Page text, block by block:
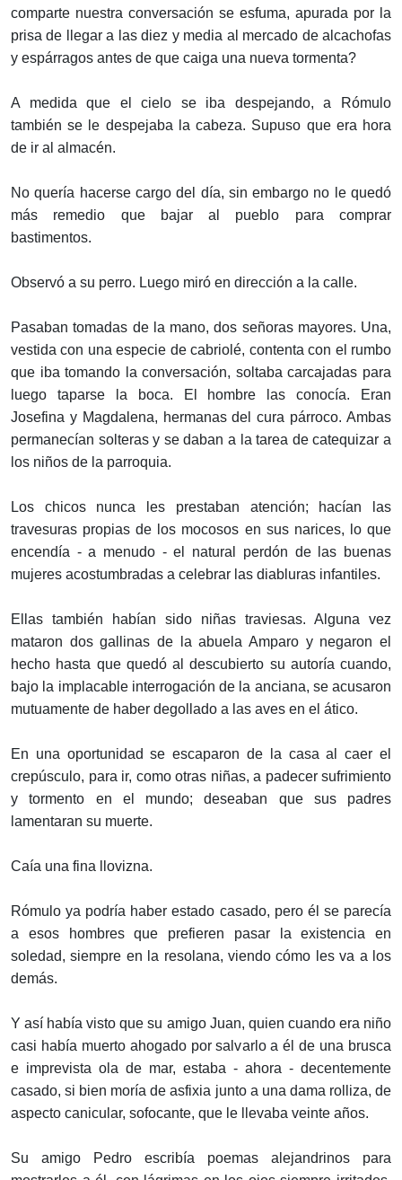
comparte nuestra conversación se esfuma, apurada por la
prisa de llegar a las diez y media al mercado de alcachofas
y espárragos antes de que caiga una nueva tormenta?
A medida que el cielo se iba despejando, a Rómulo
también se le despejaba la cabeza. Supuso que era hora
de ir al almacén.
No quería hacerse cargo del día, sin embargo no le quedó
más remedio que bajar al pueblo para comprar
bastimentos.
Observó a su perro. Luego miró en dirección a la calle.
Pasaban tomadas de la mano, dos señoras mayores. Una,
vestida con una especie de cabriolé, contenta con el rumbo
que iba tomando la conversación, soltaba carcajadas para
luego taparse la boca. El hombre las conocía. Eran
Josefina y Magdalena, hermanas del cura párroco. Ambas
permanecían solteras y se daban a la tarea de catequizar a
los niños de la parroquia.
Los chicos nunca les prestaban atención; hacían las
travesuras propias de los mocosos en sus narices, lo que
encendía - a menudo - el natural perdón de las buenas
mujeres acostumbradas a celebrar las diabluras infantiles.
Ellas también habían sido niñas traviesas. Alguna vez
mataron dos gallinas de la abuela Amparo y negaron el
hecho hasta que quedó al descubierto su autoría cuando,
bajo la implacable interrogación de la anciana, se acusaron
mutuamente de haber degollado a las aves en el ático.
En una oportunidad se escaparon de la casa al caer el
crepúsculo, para ir, como otras niñas, a padecer sufrimiento
y tormento en el mundo; deseaban que sus padres
lamentaran su muerte.
Caía una fina llovizna.
Rómulo ya podría haber estado casado, pero él se parecía
a esos hombres que prefieren pasar la existencia en
soledad, siempre en la resolana, viendo cómo les va a los
demás.
Y así había visto que su amigo Juan, quien cuando era niño
casi había muerto ahogado por salvarlo a él de una brusca
e imprevista ola de mar, estaba - ahora - decentemente
casado, si bien moría de asfixia junto a una dama rolliza, de
aspecto canicular, sofocante, que le llevaba veinte años.
Su amigo Pedro escribía poemas alejandrinos para